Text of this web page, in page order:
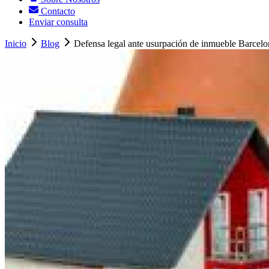
Contacto
Enviar consulta
Inicio Blog Defensa legal ante usurpación de inmueble